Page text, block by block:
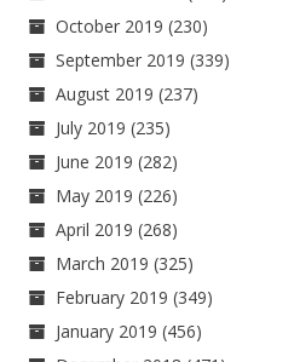
October 2019 (230)
September 2019 (339)
August 2019 (237)
July 2019 (235)
June 2019 (282)
May 2019 (226)
April 2019 (268)
March 2019 (325)
February 2019 (349)
January 2019 (456)